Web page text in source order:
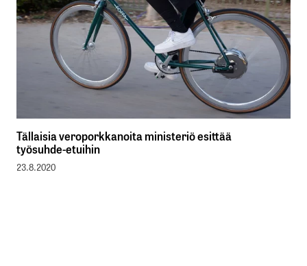
Tällaisia veroporkkanoita ministeriö esittää
työsuhde-etuihin
23.8.2020